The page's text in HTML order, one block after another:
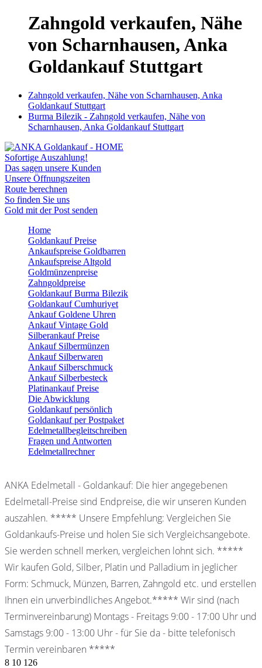
Zahngold verkaufen, Nähe
von Scharnhausen, Anka
Goldankauf Stuttgart
Zahngold verkaufen, Nähe von Scharnhausen, Anka
Goldankauf Stuttgart
Burma Bilezik - Zahngold verkaufen, Nähe von
Scharnhausen, Anka Goldankauf Stuttgart
Sofortige Auszahlung!
Das sagen unsere Kunden
Unsere Öffnungszeiten
Route berechnen
So finden Sie uns
Gold mit der Post senden
Home
Goldankauf Preise
Ankaufspreise Goldbarren
Ankaufspreise Altgold
Goldmünzenpreise
Zahngoldpreise
Goldankauf Burma Bilezik
Goldankauf Cumhuriyet
Ankauf Goldene Uhren
Ankauf Vintage Gold
Silberankauf Preise
Ankauf Silbermünzen
Ankauf Silberwaren
Ankauf Silberschmuck
Ankauf Silberbesteck
Platinankauf Preise
Die Abwicklung
Goldankauf persönlich
Goldankauf per Postpaket
Edelmetallbegleitschreiben
Fragen und Antworten
Edelmetallrechner
ANKA Edelmetall - Goldankauf: Die hier angegebenen
Edelmetall-Preise sind Endpreise, die wir unseren Kunden
auszahlen. ***** Unsere Empfehlung: Vergleichen Sie
Goldankaufs-Preise und holen Sie sich Vergleichsangebote.
Sie werden schnell merken, vergleichen lohnt sich. *****
Wir kaufen Gold, Silber, Platin und Palladium in jeglicher
Form: Schmuck, Münzen, Barren, Zahngold etc. und erstellen
Ihnen ein unverbindliches Angebot.***** Wir sind (nach
Terminvereinbarung) Montags - Freitags 9:00 - 17:00 Uhr und
Samstags 9:00 - 13:00 Uhr - für Sie da - bitte telefonisch
Termin vereinbaren *****
8 10 126